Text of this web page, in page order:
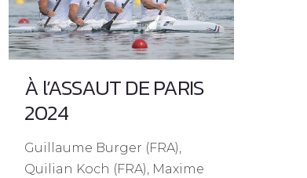
À l’ASSAUT DE PARIS
2024
Guillaume Burger (FRA),
Quilian Koch (FRA), Maxime